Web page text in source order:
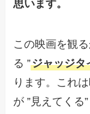
思います。
この映画を観
る ”ジャッジタ
ります。これ
が ”見えてくる